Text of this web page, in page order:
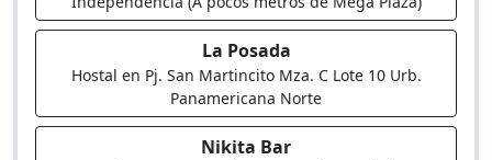
La Posada
Hostal en Pj. San Martincito Mza. C Lote 10 Urb.
Panamericana Norte
Nikita Bar